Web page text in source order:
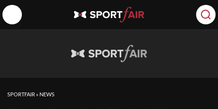
SPORTFAIR » NEWS